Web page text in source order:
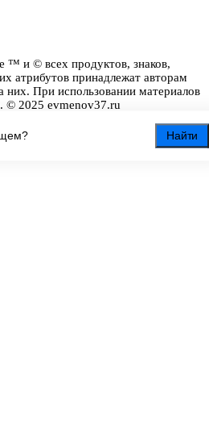
Найти
и © всех продуктов, знаков,
атрибутов принадлежат авторам
них. При использовании материалов
© 2025 evmenov37.ru